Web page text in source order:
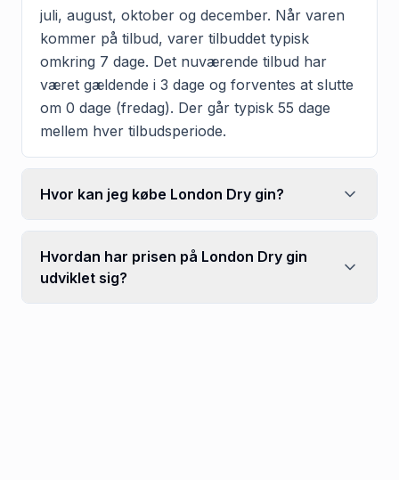
juli, august, oktober og december. Når varen
kommer på tilbud, varer tilbuddet typisk
omkring 7 dage. Det nuværende tilbud har
været gældende i 3 dage og forventes at slutte
om 0 dage (fredag). Der går typisk 55 dage
mellem hver tilbudsperiode.
Hvor kan jeg købe London Dry gin?
Hvordan har prisen på London Dry gin
udviklet sig?